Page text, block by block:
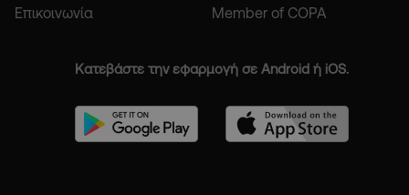
Επικοινωνία Member of COPA
Κατεβάστε την εφαρμογή σε Android ή iOS.